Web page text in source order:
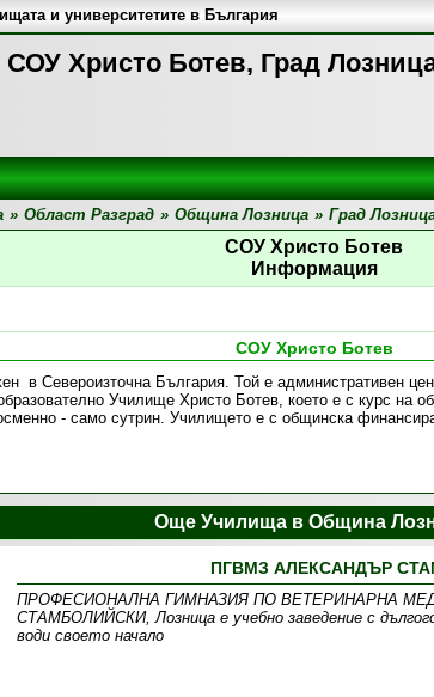
СОУ Христо Ботев, Град
и университетите в България
» Област Разград » Община Лозница » Град
СОУ Христо Ботев
Информация
СОУ Христо Ботев
в Североизточна България. Той е административен
Училище Христо Ботев, което е с курс на
- само сутрин. Училището е с общинска
Още Училища в Община
ПГВМЗ АЛЕКСАНДЪР
ПРОФЕСИОНАЛНА ГИМНАЗИЯ ПО ВЕТЕРИНАРНА
СТАМБОЛИЙСКИ, Лозница е учебно заведение с
води своето начало